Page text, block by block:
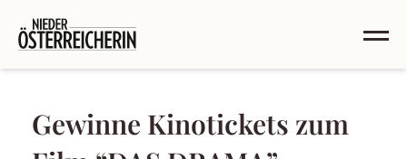
Gewinne Kinotickets zum